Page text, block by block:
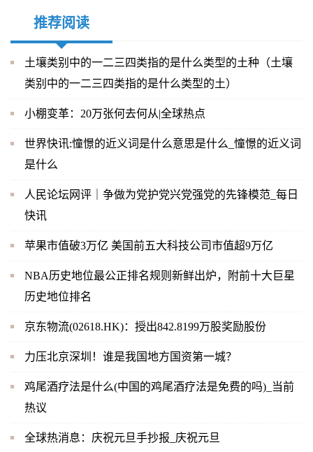
推荐阅读
土壤类别中的一二三四类指的是什么类型的土种（土壤
类别中的一二三四类指的是什么类型的土）
小棚变革：20万张何去何从|全球热点
世界快讯:憧憬的近义词是什么意思是什么_憧憬的近义词
是什么
人民论坛网评｜争做为党护党兴党强党的先锋模范_每日
快讯
苹果市值破3万亿 美国前五大科技公司市值超9万亿
NBA历史地位最公正排名规则新鲜出炉，附前十大巨星
历史地位排名
京东物流(02618.HK)：授出842.8199万股奖励股份
力压北京深圳！谁是我国地方国资第一城？
鸡尾酒疗法是什么(中国的鸡尾酒疗法是免费的吗)_当前
热议
全球热消息：庆祝元旦手抄报_庆祝元旦